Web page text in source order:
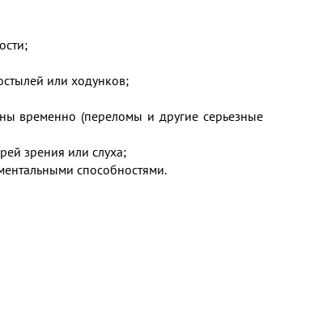
или ходунков;
временно (переломы и другие серьезные
зрения или слуха;
способностями.